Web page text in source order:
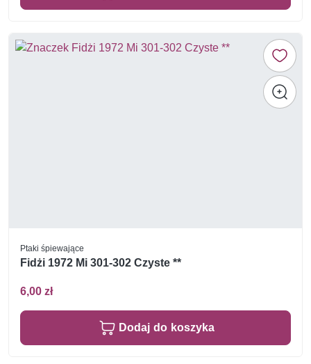
Ptaki śpiewające
Fidżi 1972 Mi 301-302 Czyste **
6,00 zł
Dodaj do koszyka